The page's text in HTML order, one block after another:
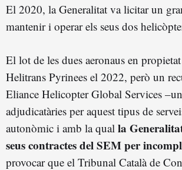
El 2020, la Generalitat va licitar un
mantenir i operar els seus dos
El lot de les dues aeronaus en
Helitrans Pyrinees el 2022, però un
Eliance Helicopter Global Services
adjudicatàries per aquest tipus de
autonòmic i amb la qual la
seus contractes del SEM per
provocar que el Tribunal Català de